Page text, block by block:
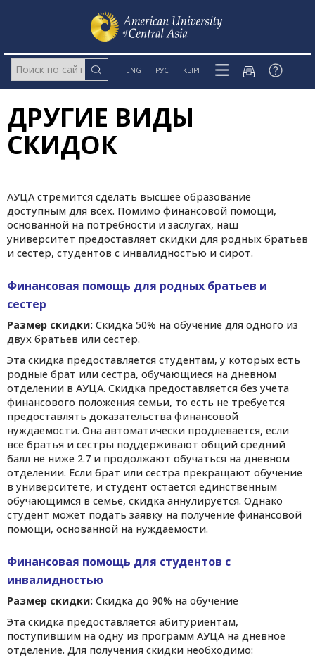
ENG РУС КЫРГ
ДРУГИЕ ВИДЫ
СКИДОК
АУЦА стремится сделать высшее образование
доступным для всех. Помимо финансовой помощи,
основанной на потребности и заслугах, наш
университет предоставляет скидки для родных братьев
и сестер, студентов с инвалидностью и сирот.
Финансовая помощь для родных братьев и
сестер
Размер скидки: Скидка 50% на обучение для одного из
двух братьев или сестер.
Эта скидка предоставляется студентам, у которых есть
родные брат или сестра, обучающиеся на дневном
отделении в АУЦА. Скидка предоставляется без учета
финансового положения семьи, то есть не требуется
предоставлять доказательства финансовой
нуждаемости. Она автоматически продлевается, если
все братья и сестры поддерживают общий средний
балл не ниже 2.7 и продолжают обучаться на дневном
отделении. Если брат или сестра прекращают обучение
в университете, и студент остается единственным
обучающимся в семье, скидка аннулируется. Однако
студент может подать заявку на получение финансовой
помощи, основанной на нуждаемости.
Финансовая помощь для студентов с
инвалидностью
Размер скидки: Скидка до 90% на обучение
Эта скидка предоставляется абитуриентам,
поступившим на одну из программ АУЦА на дневное
отделение. Для получения скидки необходимо: